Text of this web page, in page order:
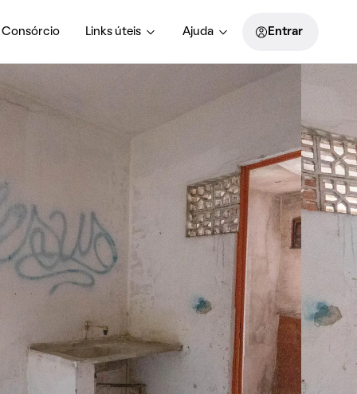
Consórcio Links úteis Ajuda Entrar